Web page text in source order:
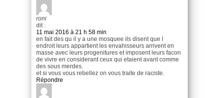
roni
dit :
11 mai 2016 à 21 h 58 min
en fait des qu il y a une mosquee ils disent que l
endroit leurs appartient les envahisseurs arrivent en
masse avec leurs progenitures et imposent leurs facon
de vivre en considerant ceux qui etaient avant comme
des sous merdes.
et si vous vous rebellez on vous traite de raciste.
Répondre